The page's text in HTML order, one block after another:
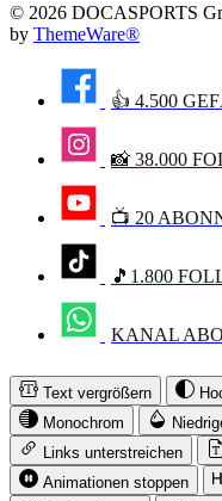
© 2026 DOCASPORTS
by ThemeWare®
👍 4.500
📸 38.000
📺 20
🎵1.800
KANAL
Text vergrößern
Monochrom
Links unterstreichen
Animationen stoppen